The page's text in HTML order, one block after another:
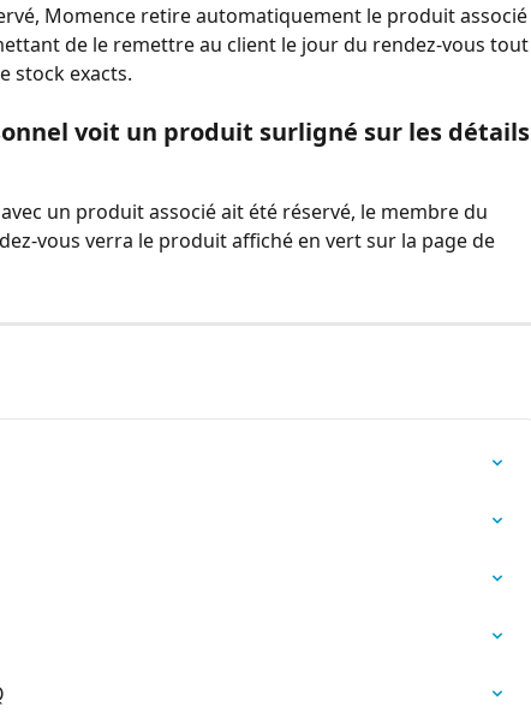
Momence retire automatiquement le produit associé
de le remettre au client le jour du rendez-vous tout
stock exacts.
voit un produit surligné sur les détails
un produit associé ait été réservé, le membre du
vous verra le produit affiché en vert sur la page de